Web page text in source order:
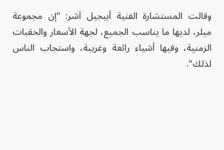
وقالت المستشارة الفنية أبيجيل آشر: "إن مجموعة
ميلر، لديها ما يناسب الجميع، لجهة الأسعار والحقبات
الزمنية، وفيها أشياء رائعة وغريبة، واستجاب الناس
لذلك".